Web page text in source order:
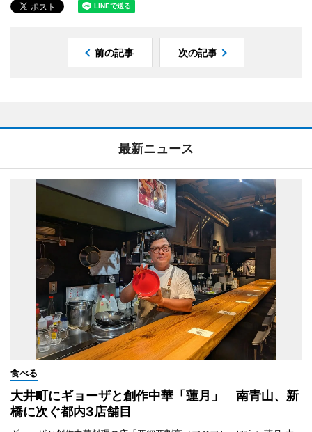
前の記事 次の記事
最新ニュース
食べる
大井町にギョーザと創作中華「蓮月」 南青山、新
橋に次ぐ都内3店舗目